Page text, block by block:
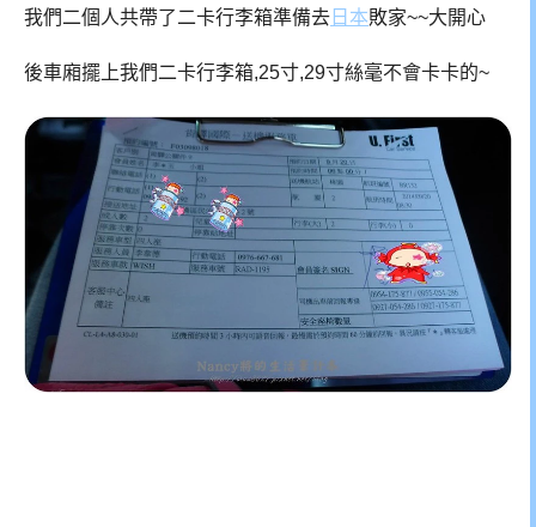
我們二個人共帶了二卡行李箱準備去 日本敗家~~大開心
後車廂擺上我們二卡行李箱,25寸,29寸絲毫不會卡卡的~